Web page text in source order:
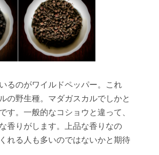
るのがワイルドペッパー。これ
の野生種。マダガスカルでしかと
す。一般的なコショウと違って、
香りがします。上品な香りなの
れる人も多いのではないかと期待